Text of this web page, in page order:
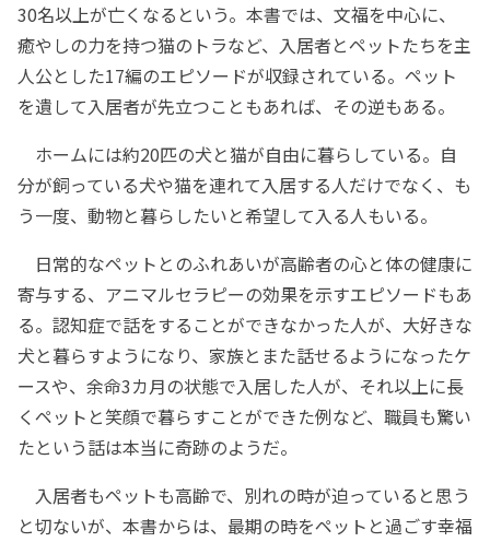
30名以上が亡くなるという。本書では、文福を中心に、
癒やしの力を持つ猫のトラなど、入居者とペットたちを主
人公とした17編のエピソードが収録されている。ペット
を遺して入居者が先立つこともあれば、その逆もある。
ホームには約20匹の犬と猫が自由に暮らしている。自
分が飼っている犬や猫を連れて入居する人だけでなく、も
う一度、動物と暮らしたいと希望して入る人もいる。
日常的なペットとのふれあいが高齢者の心と体の健康に
寄与する、アニマルセラピーの効果を示すエピソードもあ
る。認知症で話をすることができなかった人が、大好きな
犬と暮らすようになり、家族とまた話せるようになったケ
ースや、余命3カ月の状態で入居した人が、それ以上に長
くペットと笑顔で暮らすことができた例など、職員も驚い
たという話は本当に奇跡のようだ。
入居者もペットも高齢で、別れの時が迫っていると思う
と切ないが、本書からは、最期の時をペットと過ごす幸福